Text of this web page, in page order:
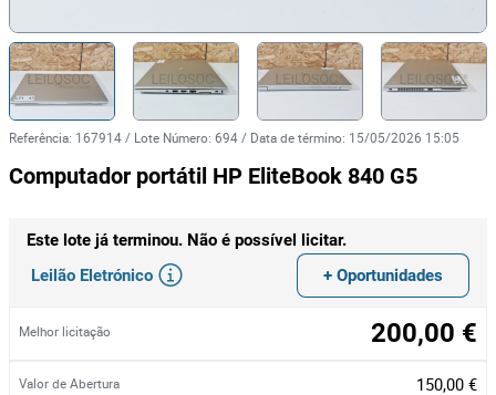
Referência: 167914 / Lote Número: 694 / Data de término: 15/05/2026 15:05
Computador portátil HP EliteBook 840 G5
Este lote já terminou. Não é possível licitar.
Leilão Eletrónico
+ Oportunidades
Melhor licitação 200,00 €
Valor de Abertura 150,00 €